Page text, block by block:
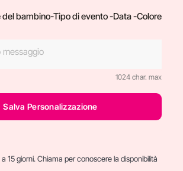
del bambino-Tipo di evento -Data -Colore
1024 char. max
Salva Personalizzazione
15 giorni. Chiama per conoscere la disponibilità